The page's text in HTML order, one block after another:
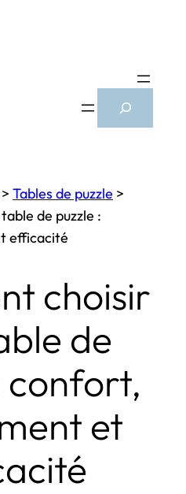
Search
> Tables de puzzle >
de puzzle :
efficacité
choisir
de
confort,
et